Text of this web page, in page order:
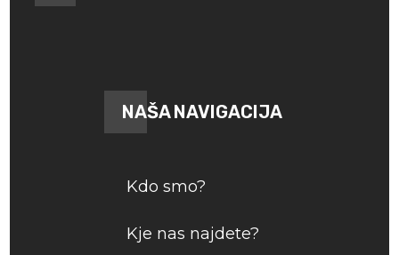
NAŠA NAVIGACIJA
Kdo smo?
Kje nas najdete?